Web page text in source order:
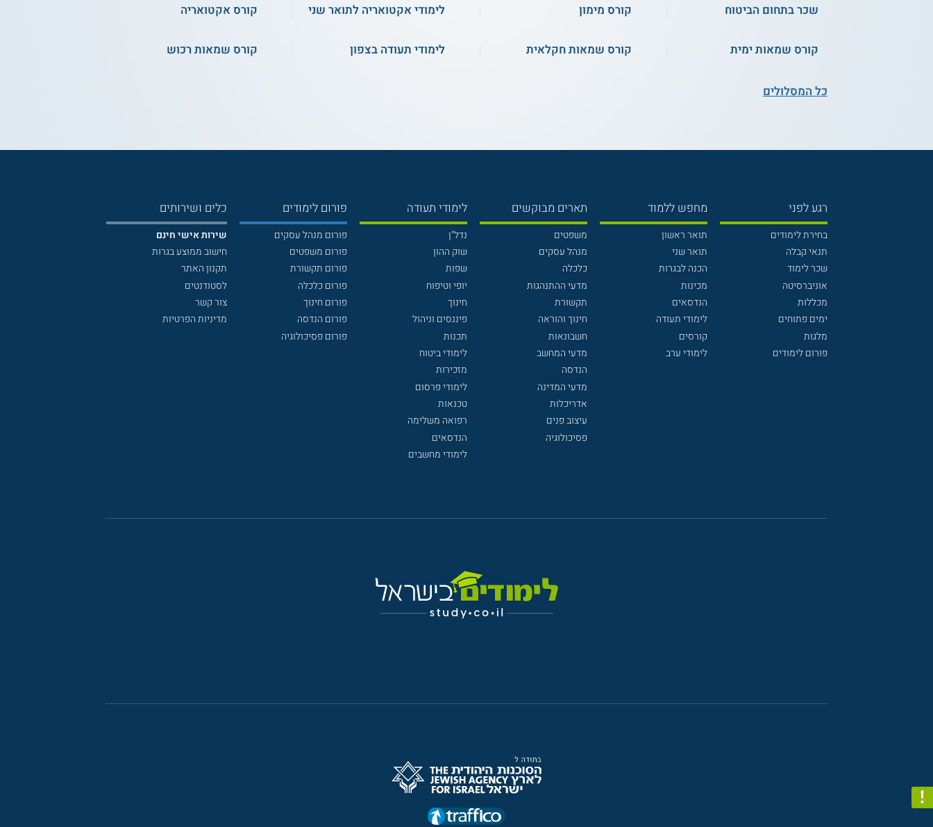
שכר בתחום הביטוח קורס מימון לימודי אקטואריה לתואר שני קורס אקטואריה
קורס שמאות ימית קורס שמאות חקלאית לימודי תעודה בצפון קורס שמאות רכוש
כל המסלולים
רגע לפני
בחירת לימודים
תנאי קבלה
שכר לימוד
אוניברסיטה
מכללות
ימים פתוחים
מלגות
פורום לימודים
מחפש ללמוד
תואר ראשון
תואר שני
הכנה לבגרות
מכינות
הנדסאים
לימודי תעודה
קורסים
לימודי ערב
תארים מבוקשים
משפטים
מנהל עסקים
כלכלה
מדעי ההתנהגות
תקשורת
חינוך והוראה
חשבונאות
מדעי המחשב
הנדסה
מדעי המדינה
אדריכלות
עיצוב פנים
פסיכולוגיה
לימודי תעודה
נדל"ן
שוק ההון
שפות
יופי וטיפוח
חינוך
פיננסים וניהול
תכנות
לימודי ביטוח
מזכירות
לימודי פרסום
טכנאות
רפואה משלימה
הנדסאים
לימודי מחשבים
פורום לימודים
פורום מנהל עסקים
פורום משפטים
פורום תקשורת
פורום כלכלה
פורום חינוך
פורום הנדסה
פורום פסיכולוגיה
כלים ושירותים
שירות אישי חינם
חישוב ממוצע בגרות
תקנון האתר
לסטודנטים
צור קשר
מדיניות הפרטיות